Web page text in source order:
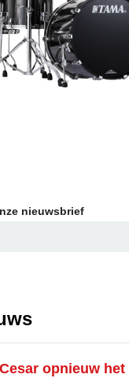
nieuwsbrief
Cesar opnieuw het